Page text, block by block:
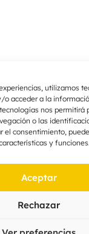
utilizamos
o acceder a la
nos permitirá
o las
el consentimiento,
y funciones.
Aceptar
Rechazar